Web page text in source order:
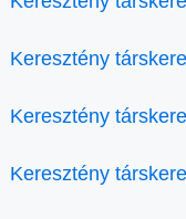
Keresztény
Keresztény
Keresztény